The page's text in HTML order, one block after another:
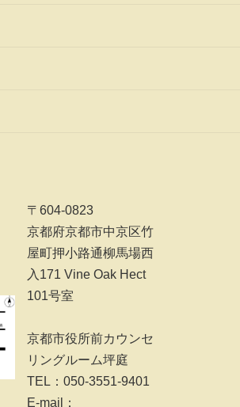
〒604-0823
京都府京都市中京区竹
屋町押小路通柳馬場西
入171 Vine Oak Hect
101号室
京都市役所前カウンセ
リングルーム坪庭
TEL：050-3551-9401
E-mail：